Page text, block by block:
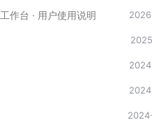
作台 · 用户使用说明